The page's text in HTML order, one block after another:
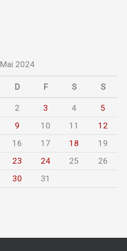
Mai 2024
D F S S
2 3 4
5
9 10 11
12
16 17 18
19
23 24 25
26
30 31